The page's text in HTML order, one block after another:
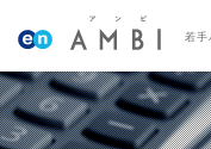
若手